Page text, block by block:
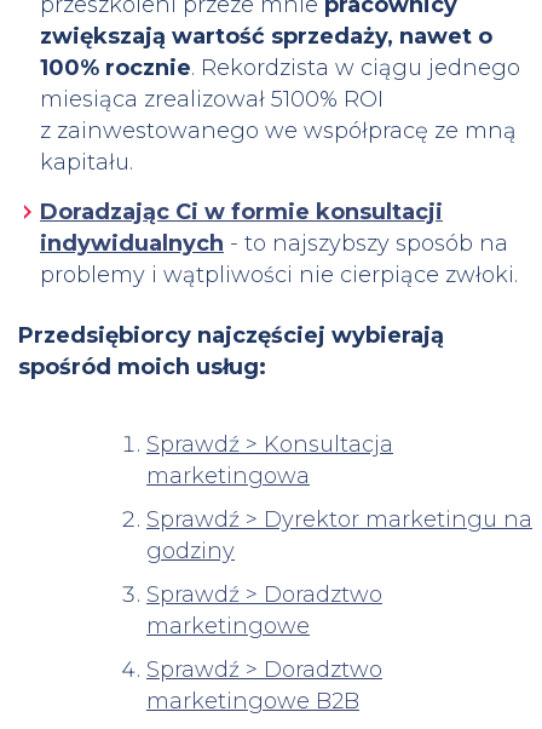
zwiększają wartość sprzedaży, nawet o
100% rocznie. Rekordzista w ciągu jednego
miesiąca zrealizował 5100% ROI
z zainwestowanego we współpracę ze mną
kapitału.
Doradzając Ci w formie konsultacji
indywidualnych - to najszybszy sposób na
problemy i wątpliwości nie cierpiące zwłoki.
Przedsiębiorcy najczęściej wybierają
spośród moich usług:
Sprawdź > Konsultacja
marketingowa
Sprawdź > Dyrektor marketingu na
godziny
Sprawdź > Doradztwo
marketingowe
Sprawdź > Doradztwo
marketingowe B2B